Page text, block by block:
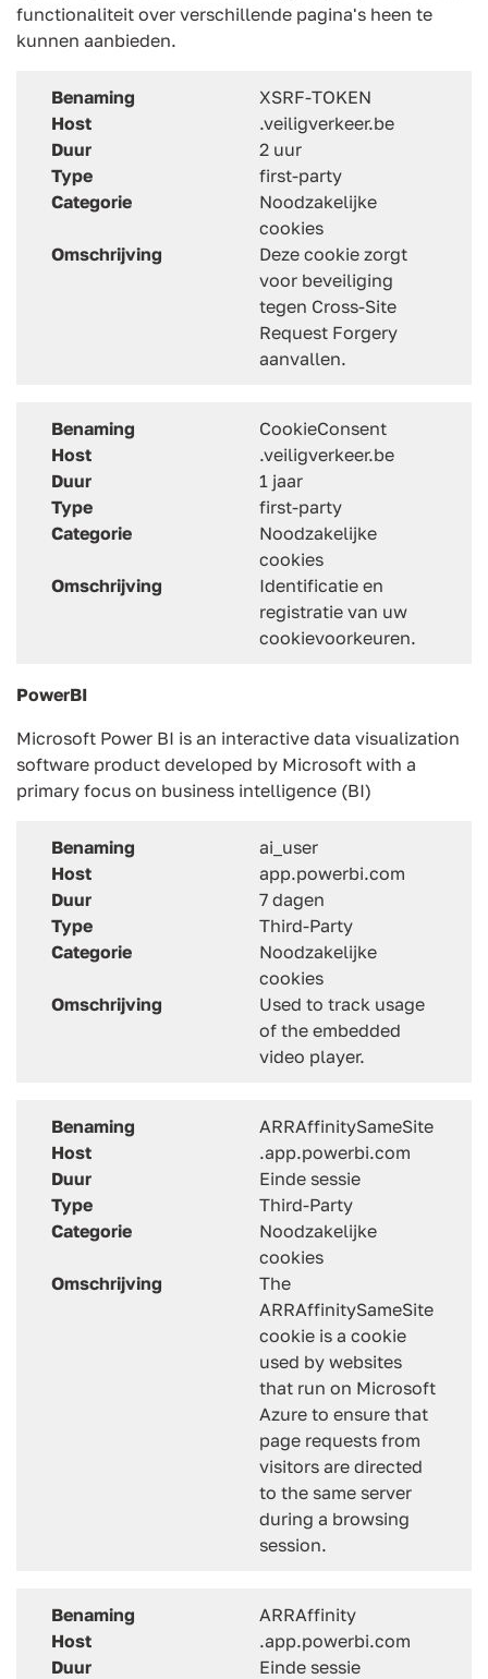
functionaliteit over verschillende pagina's heen te
kunnen aanbieden.
Benaming
XSRF-TOKEN
Host
.veiligverkeer.be
Duur
2 uur
Type
first-party
Categorie
Noodzakelijke
cookies
Omschrijving
Deze cookie zorgt
voor beveiliging
tegen Cross-Site
Request Forgery
aanvallen.
Benaming
CookieConsent
Host
.veiligverkeer.be
Duur
1 jaar
Type
first-party
Categorie
Noodzakelijke
cookies
Omschrijving
Identificatie en
registratie van uw
cookievoorkeuren.
PowerBI
Microsoft Power BI is an interactive data visualization
software product developed by Microsoft with a
primary focus on business intelligence (BI)
Benaming
ai_user
Host
app.powerbi.com
Duur
7 dagen
Type
Third-Party
Categorie
Noodzakelijke
cookies
Omschrijving
Used to track usage
of the embedded
video player.
Benaming
ARRAffinitySameSite
Host
.app.powerbi.com
Duur
Einde sessie
Type
Third-Party
Categorie
Noodzakelijke
cookies
Omschrijving
The
ARRAffinitySameSite
cookie is a cookie
used by websites
that run on Microsoft
Azure to ensure that
page requests from
visitors are directed
to the same server
during a browsing
session.
Benaming
ARRAffinity
Host
.app.powerbi.com
Duur
Einde sessie